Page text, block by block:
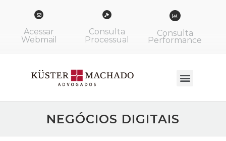
Acessar
Webmail
Consulta
Processual
Consulta
Performance
NEGÓCIOS DIGITAIS